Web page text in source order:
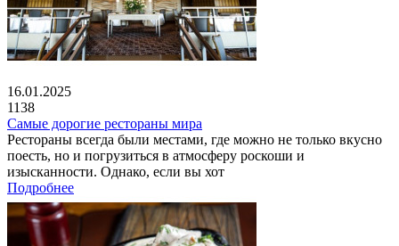
16.01.2025
1138
Самые дорогие рестораны мира
Рестораны всегда были местами, где можно не только вкусно
поесть, но и погрузиться в атмосферу роскоши и
изысканности. Однако, если вы хот
Подробнее